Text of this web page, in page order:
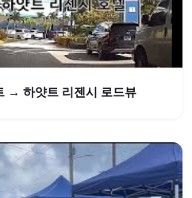
→ 하얏트 리젠시 로드뷰